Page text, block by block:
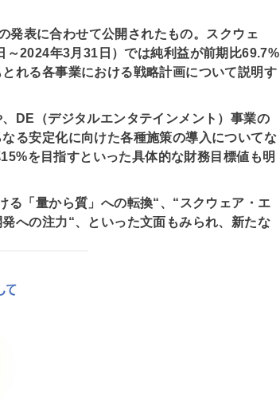
発表に合わせて公開されたもの。スクウェ
2024年3月31日）では純利益が前期比69.7%
れる各事業における戦略計画について説明す
DE（デジタルエンタテインメント）事業の
る安定化に向けた各種施策の導入についてな
を目指すといった具体的な財務目標値も明
る「量から質」への転換“、“スクウェア・エ
への注力“、といった文面もみられ、新たな